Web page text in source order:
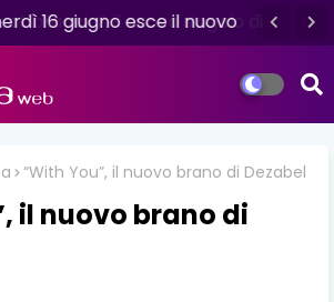
16 giugno esce il nuovo
“With You”, il nuovo brano di Dezabel
il nuovo brano di